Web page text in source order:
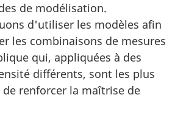
de modélisation.
d'utiliser les modèles afin
les combinaisons de mesures
qui, appliquées à des
différents, sont les plus
renforcer la maîtrise de